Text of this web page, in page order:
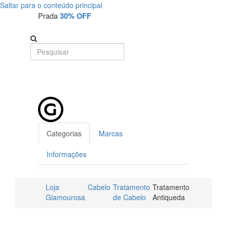
Saltar para o conteúdo principal
Prada30% OFF
Categorias Marcas
Informações
Loja
Glamourosa
Cabelo Tratamento
de Cabelo
Tratamento
Antiqueda